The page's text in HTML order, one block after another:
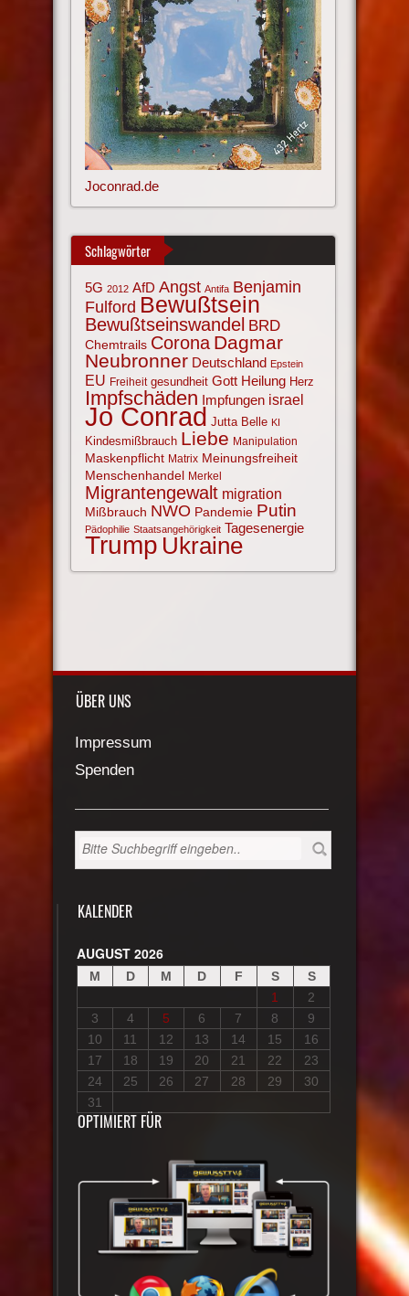
Joconrad.de
Schlagwörter
5G 2012 AfD Angst Antifa Benjamin
Fulford Bewußtsein
Bewußtseinswandel BRD
Chemtrails Corona Dagmar
Neubronner Deutschland Epstein
EU Freiheit gesundheit Gott Heilung Herz
Impfschäden Impfungen israel
Jo Conrad Jutta Belle KI
Kindesmißbrauch Liebe Manipulation
Maskenpflicht Matrix Meinungsfreiheit
Menschenhandel Merkel
Migrantengewalt migration
Mißbrauch NWO Pandemie Putin
Pädophilie Staatsangehörigkeit Tagesenergie
Trump Ukraine
ÜBER UNS
Impressum
Spenden
KALENDER
AUGUST 2026
M D M D F S
S
1
2
3
4 5 6 7 8
9
10
11 12 13 14 15
16
17
18 19 20 21 22
23
24
25 26 27 28 29
30
31
OPTIMIERT FÜR